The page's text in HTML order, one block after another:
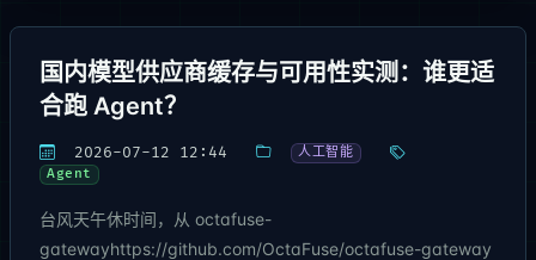
国内模型供应商缓存与可用性实测：谁更适
合跑 Agent？
2026-07-12 12:44
人工智能
Agent
台风天午休时间，从 octafuse-
gatewayhttps://github.com/OctaFuse/octafuse-gateway